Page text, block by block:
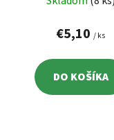
€5,10 / ks
DO KOŠÍKA